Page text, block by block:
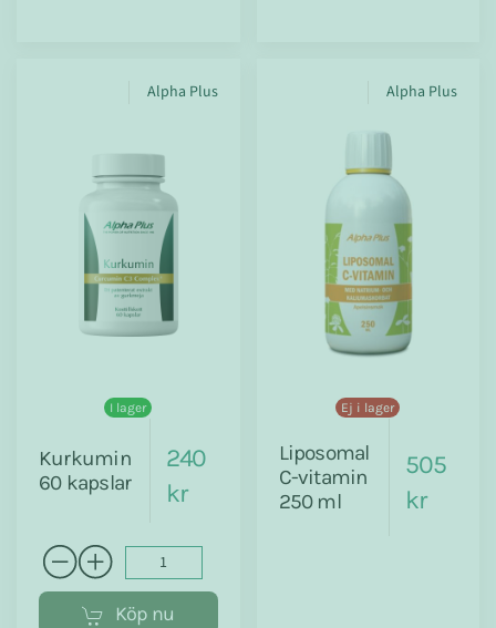
Alpha Plus
I lager
Kurkumin
60 kapslar
240
kr
Köp nu
Alpha Plus
Ej i lager
Liposomal
C-vitamin
250 ml
505
kr